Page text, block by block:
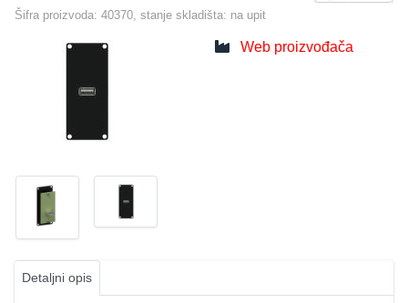
Šifra proizvoda: 40370, stanje skladišta: na upit
Web proizvođača
Detaljni opis